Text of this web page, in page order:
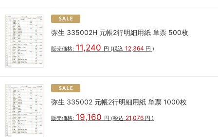
弥生 335002H 元帳2行明細用紙 単票 500枚
販売価格: 11,240 円 (税込 12,364 円 )
弥生 335002 元帳2行明細用紙 単票 1000枚
販売価格: 19,160 円 (税込 21,076 円 )